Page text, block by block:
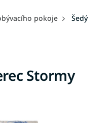
pokoje
Šedý
Stormy